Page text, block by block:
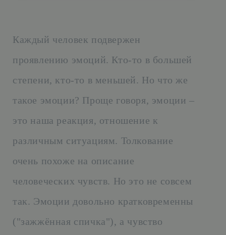
Каждый человек подвержен
проявлению эмоций. Кто-то в большей
степени, кто-то в меньшей. Но что же
такое эмоции? Проще говоря, эмоции –
это наша реакция, отношение к
различным ситуациям. Толкование
очень похоже на описание
человеческих чувств. Но это не совсем
так. Эмоции довольно кратковременны
("зажжённая спичка"), а чувство